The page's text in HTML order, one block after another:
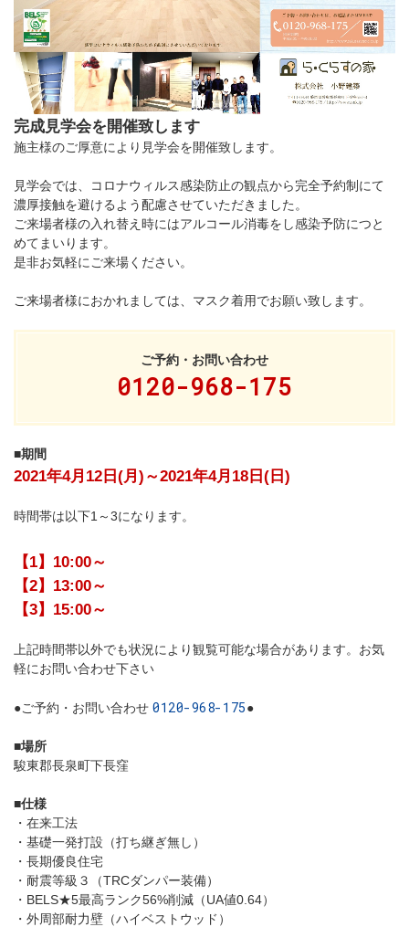
完成見学会を開催致します
施主様のご厚意により見学会を開催致します。
見学会では、コロナウィルス感染防止の観点から完全予約制にて
濃厚接触を避けるよう配慮させていただきました。
ご来場者様の入れ替え時にはアルコール消毒をし感染予防につと
めてまいります。
是非お気軽にご来場ください。
ご来場者様におかれましては、マスク着用でお願い致します。
ご予約・お問い合わせ
0120-968-175
■期間
2021年4月12日(月)～2021年4月18日(日)
時間帯は以下1～3になります。
【1】10:00～
【2】13:00～
【3】15:00～
上記時間帯以外でも状況により観覧可能な場合があります。お気
軽にお問い合わせ下さい
●ご予約・お問い合わせ 0120-968-175●
■場所
駿東郡長泉町下長窪
■仕様
・在来工法
・基礎一発打設（打ち継ぎ無し）
・長期優良住宅
・耐震等級３（TRCダンパー装備）
・BELS★5最高ランク56%削減（UA値0.64）
・外周部耐力壁（ハイベストウッド）